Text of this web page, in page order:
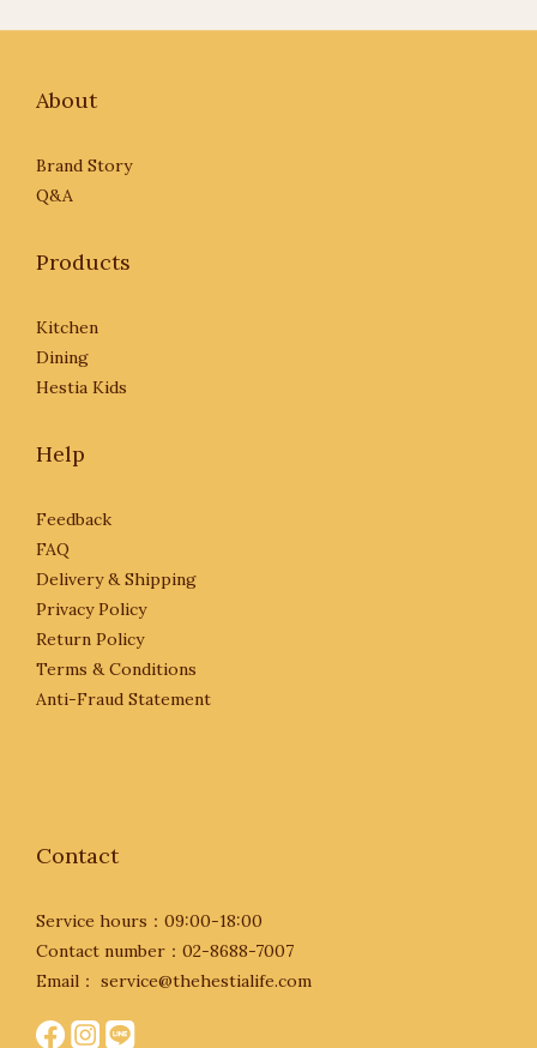
About
Brand Story
Q&A
Products
Kitchen
Dining
Hestia Kids
Help
Feedback
FAQ
Delivery & Shipping
Privacy Policy
Return Policy
Terms & Conditions
Anti-Fraud Statement
Contact
Service hours：09:00-18:00
Contact number：02-8688-7007
Email： service@thehestialife.com